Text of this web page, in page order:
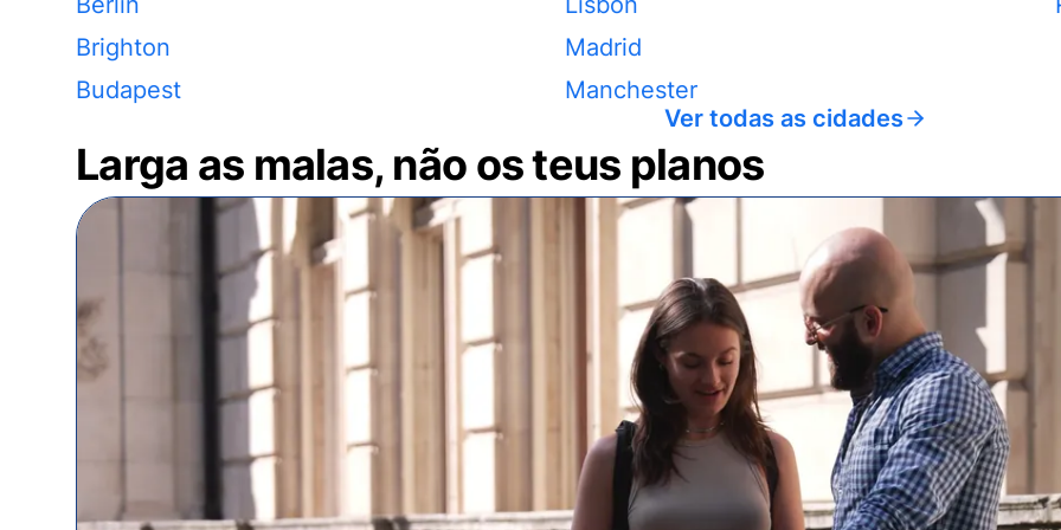
Brighton
Budapest
Madrid
Manchester
Ver todas as cidades
Larga as malas, não os teus planos